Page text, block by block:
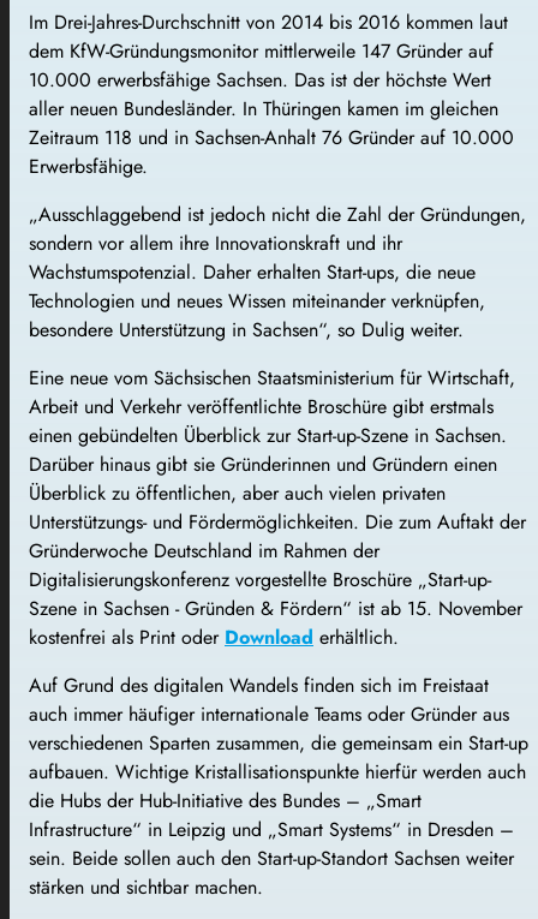
Im Drei-Jahres-Durchschnitt von 2014 bis 2016 kommen laut
dem KfW-Gründungsmonitor mittlerweile 147 Gründer auf
10.000 erwerbsfähige Sachsen. Das ist der höchste Wert
aller neuen Bundesländer. In Thüringen kamen im gleichen
Zeitraum 118 und in Sachsen-Anhalt 76 Gründer auf 10.000
Erwerbsfähige.
„Ausschlaggebend ist jedoch nicht die Zahl der Gründungen,
sondern vor allem ihre Innovationskraft und ihr
Wachstumspotenzial. Daher erhalten Start-ups, die neue
Technologien und neues Wissen miteinander verknüpfen,
besondere Unterstützung in Sachsen“, so Dulig weiter.
Eine neue vom Sächsischen Staatsministerium für Wirtschaft,
Arbeit und Verkehr veröffentlichte Broschüre gibt erstmals
einen gebündelten Überblick zur Start-up-Szene in Sachsen.
Darüber hinaus gibt sie Gründerinnen und Gründern einen
Überblick zu öffentlichen, aber auch vielen privaten
Unterstützungs- und Fördermöglichkeiten. Die zum Auftakt der
Gründerwoche Deutschland im Rahmen der
Digitalisierungskonferenz vorgestellte Broschüre „Start-up-
Szene in Sachsen - Gründen & Fördern“ ist ab 15. November
kostenfrei als Print oder Download erhältlich.
Auf Grund des digitalen Wandels finden sich im Freistaat
auch immer häufiger internationale Teams oder Gründer aus
verschiedenen Sparten zusammen, die gemeinsam ein Start-up
aufbauen. Wichtige Kristallisationspunkte hierfür werden auch
die Hubs der Hub-Initiative des Bundes – „Smart
Infrastructure“ in Leipzig und „Smart Systems“ in Dresden –
sein. Beide sollen auch den Start-up-Standort Sachsen weiter
stärken und sichtbar machen.